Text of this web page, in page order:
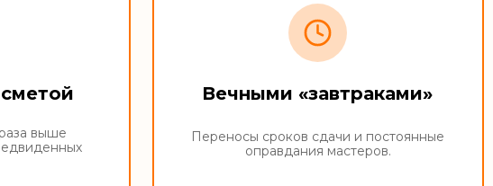
Вечными «завтраками»
Переносы сроков сдачи и постоянные
оправдания мастеров.
выше